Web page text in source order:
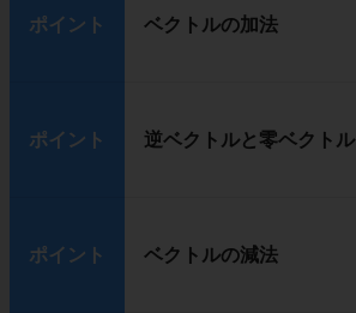
ポイント ベクトルの加法
ポイント 逆ベクトルと零ベクトル
ポイント ベクトルの減法